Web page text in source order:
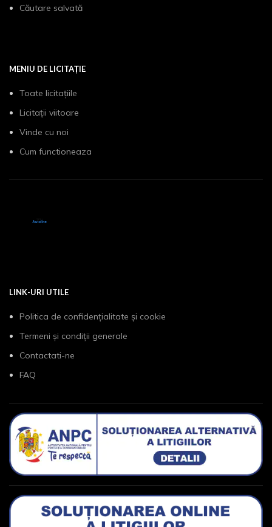
Căutare salvată
MENIU DE LICITAȚIE
Toate licitațiile
Licitații viitoare
Vinde cu noi
Cum functioneaza
LINK-URI UTILE
Politica de confidențialitate și cookie
Termeni și condiții generale
Contactati-ne
FAQ